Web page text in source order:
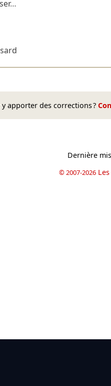
…
apporter des corrections ?
Dernière
© 2007-2026